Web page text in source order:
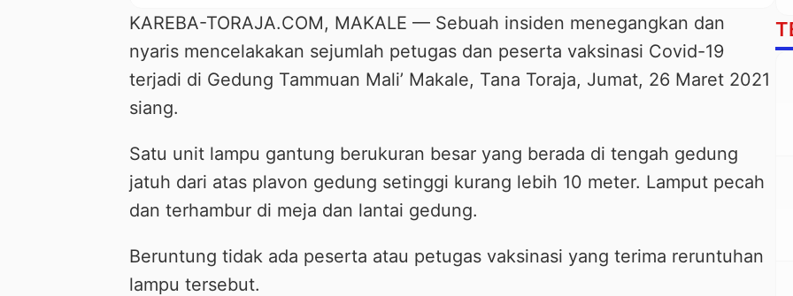
KAREBA-TORAJA.COM, MAKALE — Sebuah insiden menegangkan dan
nyaris mencelakakan sejumlah petugas dan peserta vaksinasi Covid-19
terjadi di Gedung Tammuan Mali’ Makale, Tana Toraja, Jumat, 26 Maret 2021
siang.
Satu unit lampu gantung berukuran besar yang berada di tengah gedung
jatuh dari atas plavon gedung setinggi kurang lebih 10 meter. Lamput pecah
dan terhambur di meja dan lantai gedung.
Beruntung tidak ada peserta atau petugas vaksinasi yang terima reruntuhan
lampu tersebut.